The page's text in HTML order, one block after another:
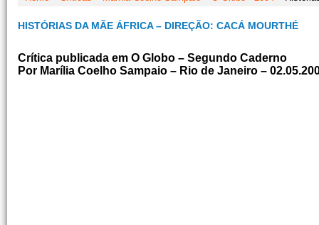
HISTÓRIAS DA MÃE ÁFRICA – DIREÇÃO: CACÁ MOURTHÉ
Crítica publicada em O Globo – Segundo Caderno
Por Marília Coelho Sampaio – Rio de Janeiro –